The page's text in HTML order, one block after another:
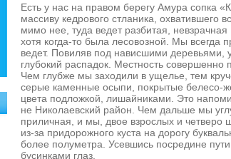
Есть у нас на правом берегу Амура сопка
массиву кедрового стланика, охватившего
мимо нее, туда ведет разбитая,
хотя когда-то была лесовозной. Мы
ведет. Повиляв под нависшими деревьями,
глубокий распадок. Местность
Чем глубже мы заходили в ущелье, тем
серые каменные осыпи, покрытые белесо-
цвета подложкой, лишайниками. Это
не Николаевский район. Чем дальше мы
приличная, и мы, двое взрослых и четверо
из-за придорожного куста на дорогу
более полуметра. Усевшись посредине
бусинками глаз.